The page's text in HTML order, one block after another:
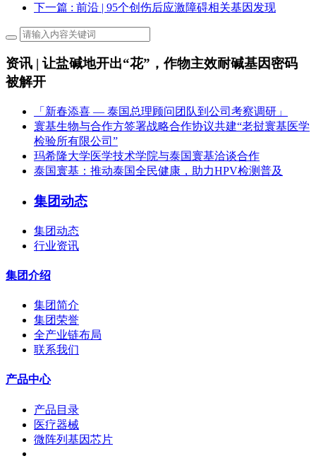
下一篇 : 前沿 | 95个创伤后应激障碍相关基因发现
资讯 | 让盐碱地开出“花”，作物主效耐碱基因密码
被解开
「新春添喜 — 泰国总理顾问团队到公司考察调研」
寰基生物与合作方签署战略合作协议共建“老挝寰基医学
检验所有限公司”
玛希隆大学医学技术学院与泰国寰基洽谈合作
泰国寰基：推动泰国全民健康，助力HPV检测普及
集团动态
集团动态
行业资讯
集团介绍
集团简介
集团荣誉
全产业链布局
联系我们
产品中心
产品目录
医疗器械
微阵列基因芯片